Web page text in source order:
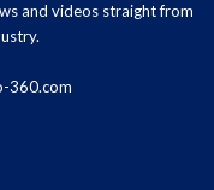
and videos straight from
360.com